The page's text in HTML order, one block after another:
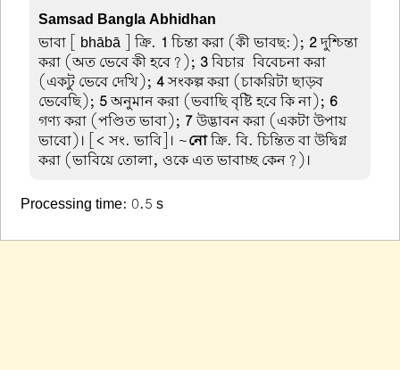
Samsad Bangla Abhidhan
ভাবা [ bhābā ] ক্রি. 1 চিন্তা করা (কী ভাবছ:); 2দুশ্চিন্তা
করা (অত ভেবে কী হবে?); 3বিচার-বিবেচনা করা
(একটু ভেবে দেখি);4সংকল্প করা (চাকরিটা ছাড়ব
ভেবেছি); 5অনুমান করা (ভবাছি বৃষ্টি হবে কি না); 6
গণ্য করা (পণ্ডিত ভাবা); 7উদ্ভাবন করা (একটা উপায়
ভাবো)। [< সং. ভাবি]। ~নোক্রি. বি. চিন্তিত বা উদ্বিগ্ন
করা (ভাবিয়ে তোলা, ওকে এত ভাবাচ্ছ কেন?)।
Processing time: 0.5 s